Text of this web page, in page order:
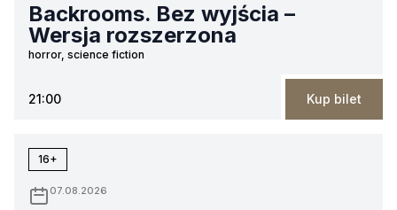
Backrooms. Bez wyjścia –
Wersja rozszerzona
horror, science fiction
21:00 Kup bilet
16+
07.08.2026